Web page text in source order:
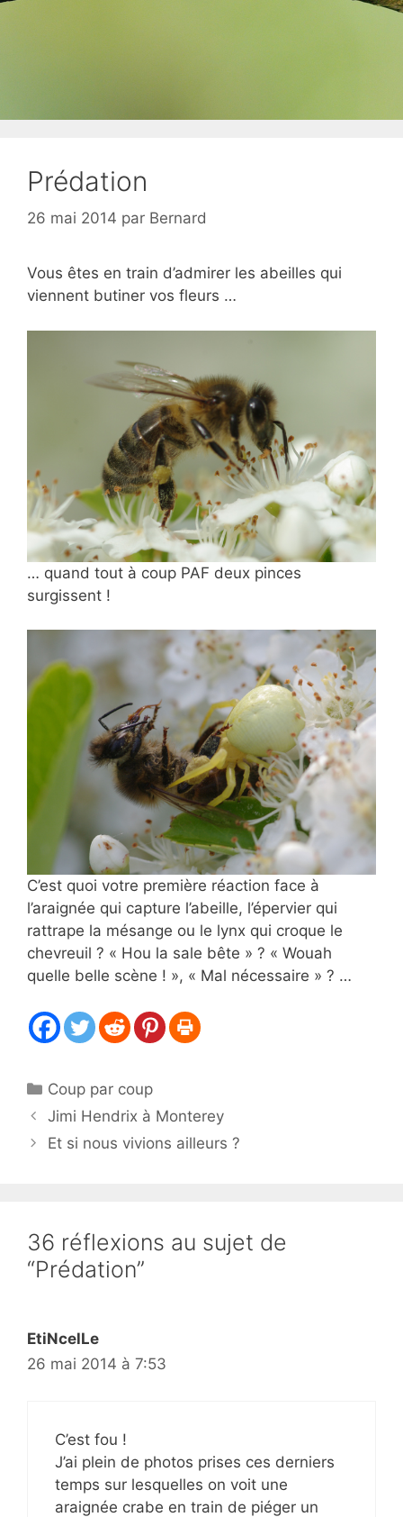
Prédation
26 mai 2014 par Bernard
Vous êtes en train d’admirer les abeilles qui
viennent butiner vos fleurs …
… quand tout à coup PAF deux pinces
surgissent !
C’est quoi votre première réaction face à
l’araignée qui capture l’abeille, l’épervier qui
rattrape la mésange ou le lynx qui croque le
chevreuil ? « Hou la sale bête » ? « Wouah
quelle belle scène ! », « Mal nécessaire » ? …
Catégories
Coup par coup
Jimi Hendrix à Monterey
Et si nous vivions ailleurs ?
36 réflexions au sujet de
“Prédation”
EtiNcelLe
26 mai 2014 à 7:53
C’est fou !
J’ai plein de photos prises ces derniers
temps sur lesquelles on voit une
araignée crabe en train de piéger un